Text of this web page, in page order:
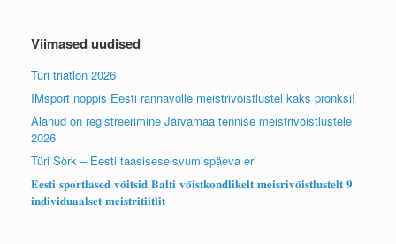
Viimased uudised
Türi triatlon 2026
IMsport noppis Eesti rannavolle meistrivõistlustel kaks pronksi!
Alanud on registreerimine Järvamaa tennise meistrivõistlustele
2026
Türi Sörk – Eesti taasiseseisvumispäeva eri
𝐄𝐞𝐬𝐭𝐢 𝐬𝐩𝐨𝐫𝐭𝐥𝐚𝐬𝐞𝐝 𝐯𝐨̃𝐢𝐭𝐬𝐢𝐝 𝐁𝐚𝐥𝐭𝐢 𝐯𝐨̃𝐢𝐬𝐭𝐤𝐨𝐧𝐝𝐥𝐢𝐤𝐞𝐥𝐭 𝐦𝐞𝐢𝐬𝐫𝐢𝐯𝐨̃𝐢𝐬𝐭𝐥𝐮𝐬𝐭𝐞𝐥𝐭 𝟗
𝐢𝐧𝐝𝐢𝐯𝐢𝐝𝐮𝐚𝐚𝐥𝐬𝐞𝐭 𝐦𝐞𝐢𝐬𝐭𝐫𝐢𝐭𝐢𝐢𝐭𝐥𝐢𝐭